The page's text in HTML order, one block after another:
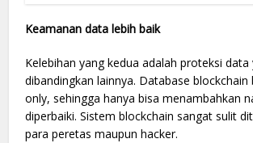
Keamanan data lebih baik
Kelebihan yang kedua adalah proteksi data
dibandingkan lainnya. Database
only, sehingga hanya bisa menambahkan
diperbaiki. Sistem blockchain sangat sulit
para peretas maupun hacker.